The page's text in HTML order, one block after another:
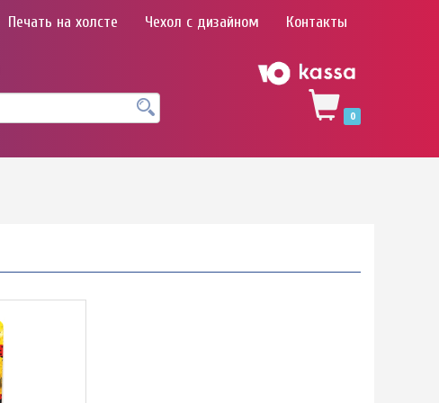
Печать на холсте Чехол с дизайном Контакты
0